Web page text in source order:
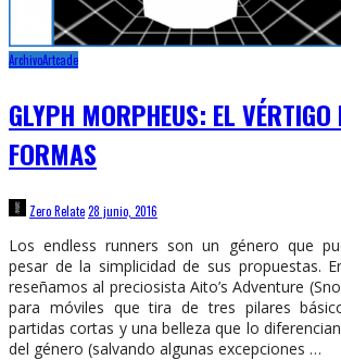
ArchivoArtcade
GLYPH MORPHEUS: EL VÉRTIGO
FORMAS
Zero Relate28 junio, 2016
Los endless runners son un género que
pesar de la simplicidad de sus propuestas.
reseñamos al preciosista Aito’s Adventure
para móviles que tira de tres pilares
partidas cortas y una belleza que lo
del género (salvando algunas excepciones …